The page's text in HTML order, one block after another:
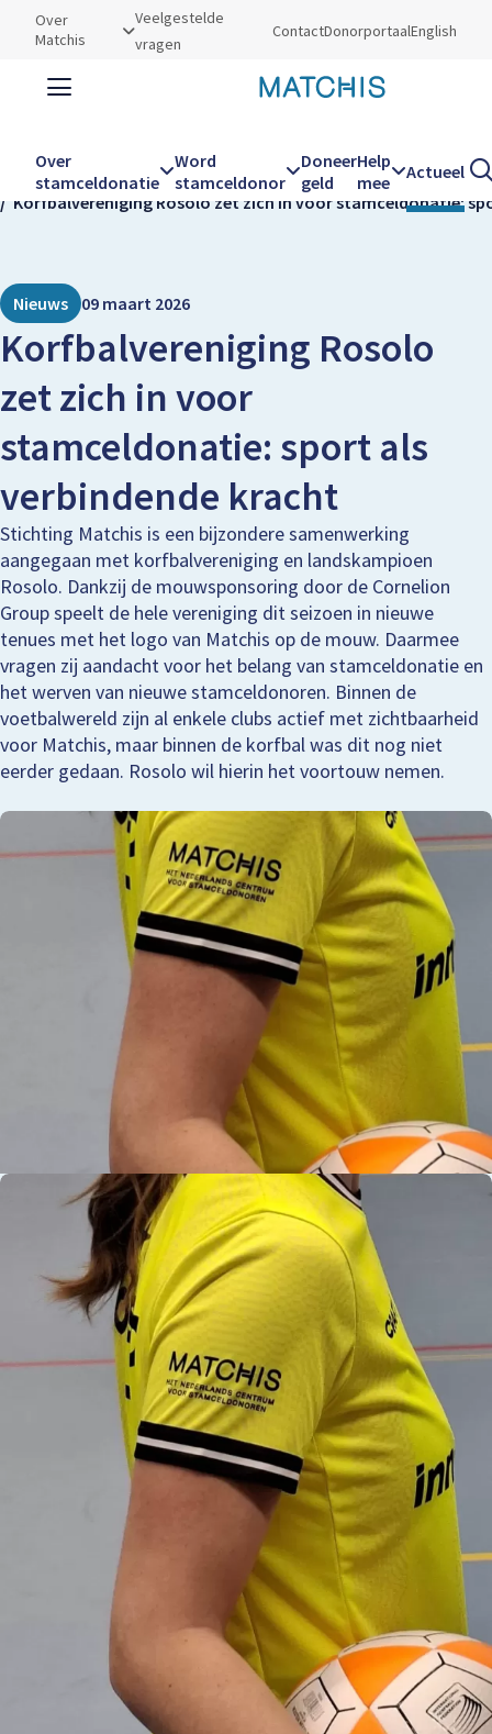
Utilities
Over
Matchis
Veelgestelde
vragen
ContactDonorportaalEnglish
Hoofdnavigatie
Over
stamceldonatie
Word
stamceldonor
Doneer
geld
Help
mee
Actueel
Kruimelpad
Home
Actueel
Korfbalvereniging Rosolo zet zich in voor stamceldonatie:
Nieuws 09 maart 2026
Korfbalvereniging Rosolo
zet zich in voor
stamceldonatie: sport als
verbindende kracht
Stichting Matchis is een bijzondere samenwerking
aangegaan met korfbalvereniging en landskampioen
Rosolo. Dankzij de mouwsponsoring door de Cornelion
Group speelt de hele vereniging dit seizoen in nieuwe
tenues met het logo van Matchis op de mouw. Daarmee
vragen zij aandacht voor het belang van stamceldonatie en
het werven van nieuwe stamceldonoren. Binnen de
voetbalwereld zijn al enkele clubs actief met zichtbaarheid
voor Matchis, maar binnen de korfbal was dit nog niet
eerder gedaan. Rosolo wil hierin het voortouw nemen.